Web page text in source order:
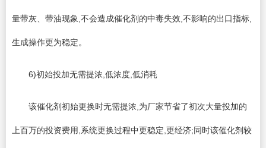
量带灰、带油现象,不会造成催化剂的中毒失效,不影响的出口指标,
生成操作更为稳定。
6)初始投加无需提浓,低浓度,低消耗
该催化剂初始更换时无需提浓,为厂家节省了初次大量投加的
上百万的投资费用,系统更换过程中更稳定,更经济;同时该催化剂较